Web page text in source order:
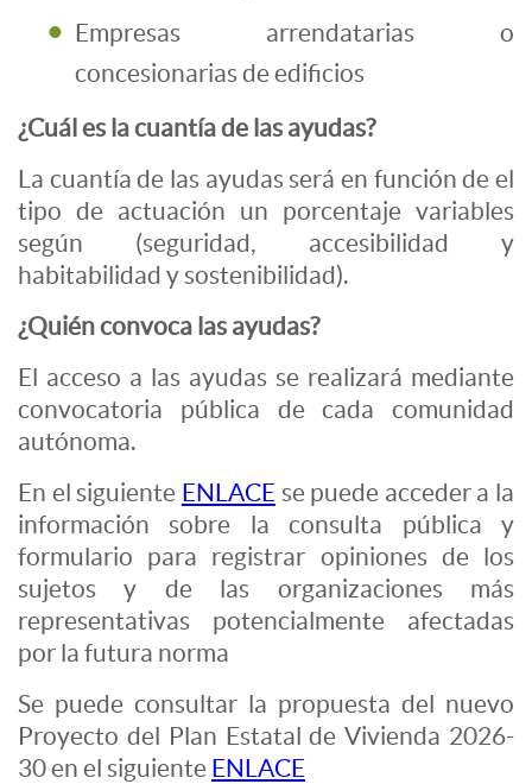
Empresas arrendatarias o
concesionarias de edificios
¿Cuál es la cuantía de las ayudas?
La cuantía de las ayudas será en función de el
tipo de actuación un porcentaje variables
según (seguridad, accesibilidad y
habitabilidad y sostenibilidad).
¿Quién convoca las ayudas?
El acceso a las ayudas se realizará mediante
convocatoria pública de cada comunidad
autónoma.
En el siguiente ENLACEse puede acceder a la
información sobre la consulta pública y
formulario para registrar opiniones de los
sujetos y de las organizaciones más
representativas potencialmente afectadas
por la futura norma
Se puede consultar la propuesta del nuevo
Proyecto del Plan Estatal de Vivienda 2026-
30 en el siguiente ENLACE